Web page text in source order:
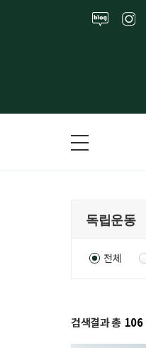
전체
검색결과 총 106